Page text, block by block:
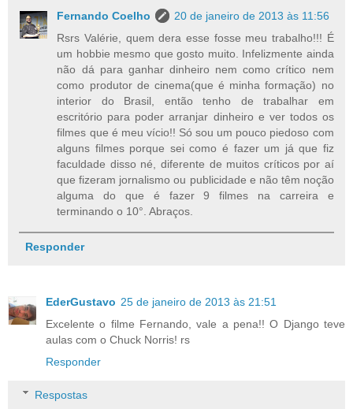
Fernando Coelho
20 de janeiro de 2013 às 11:56
Rsrs Valérie, quem dera esse fosse meu trabalho!!! É
um hobbie mesmo que gosto muito. Infelizmente ainda
não dá para ganhar dinheiro nem como crítico nem
como produtor de cinema(que é minha formação) no
interior do Brasil, então tenho de trabalhar em
escritório para poder arranjar dinheiro e ver todos os
filmes que é meu vício!! Só sou um pouco piedoso com
alguns filmes porque sei como é fazer um já que fiz
faculdade disso né, diferente de muitos críticos por aí
que fizeram jornalismo ou publicidade e não têm noção
alguma do que é fazer 9 filmes na carreira e
terminando o 10°. Abraços.
Responder
EderGustavo 25 de janeiro de 2013 às 21:51
Excelente o filme Fernando, vale a pena!! O Django teve
aulas com o Chuck Norris! rs
Responder
Respostas